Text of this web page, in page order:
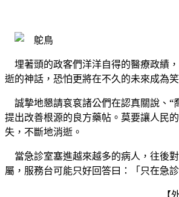
埋著頭的政客們洋洋自得的醫療政績
逝的神話，恐怕更將在不久的未來成為
誠摯地懇請袞袞諸公們在認真關說、“
提出改善根源的良方藥帖。莫要讓人民
失，不斷地消逝。
當急診室塞進越來越多的病人，往後
屬，服務台可能只好回答曰：「只在急